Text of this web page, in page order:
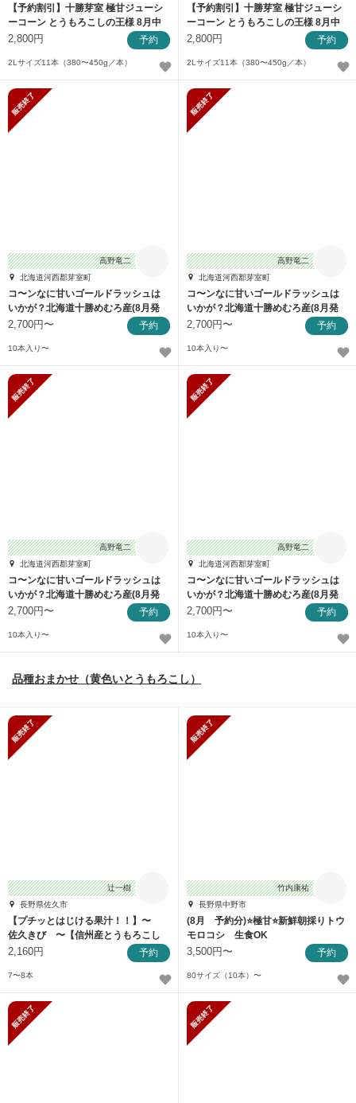
【予約割引】十勝芽室 極甘ジューシ
ーコーン とうもろこしの王様 8月中
旬発送
2,800円 予約
2Lサイズ11本（380〜450g／本）
【予約割引】十勝芽室 極甘ジューシ
ーコーン とうもろこしの王様 8月中
旬発送
2,800円 予約
2Lサイズ11本（380〜450g／本）
高野竜二
北海道河西郡芽室町
コ〜ンなに甘いゴールドラッシュは
いかが？北海道十勝めむろ産(8月発
送)
2,700円〜 予約
10本入り〜
高野竜二
北海道河西郡芽室町
コ〜ンなに甘いゴールドラッシュは
いかが？北海道十勝めむろ産(8月発
送)
2,700円〜 予約
10本入り〜
高野竜二
北海道河西郡芽室町
コ〜ンなに甘いゴールドラッシュは
いかが？北海道十勝めむろ産(8月発
送)
2,700円〜 予約
10本入り〜
高野竜二
北海道河西郡芽室町
コ〜ンなに甘いゴールドラッシュは
いかが？北海道十勝めむろ産(8月発
送)
2,700円〜 予約
10本入り〜
品種おまかせ（黄色いとうもろこし）
辻一樹
長野県佐久市
【プチッとはじける果汁！！】〜
佐久きび 〜【信州産とうもろこし
復活！】
2,160円 予約
7〜8本
竹内康祐
長野県中野市
(8月 予約分)⭐️極甘⭐️新鮮朝採りトウ
モロコシ 生食OK
3,500円〜 予約
80サイズ（10本）〜